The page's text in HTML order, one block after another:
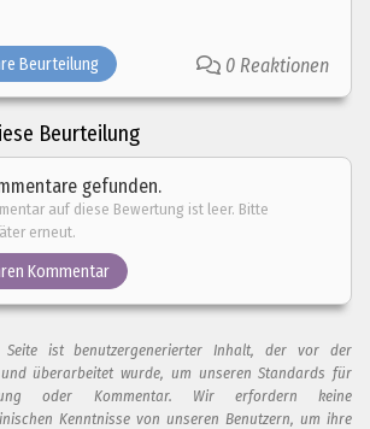
Beurteilung 0 Reaktionen
Beurteilung
gefunden.
auf diese Bewertung ist leer. Bitte
erneut.
Kommentar
ist benutzergenerierter Inhalt, der vor der
und überarbeitet wurde, um unseren Standards für
oder Kommentar. Wir erfordern keine
Kenntnisse von unseren Benutzern, um ihre